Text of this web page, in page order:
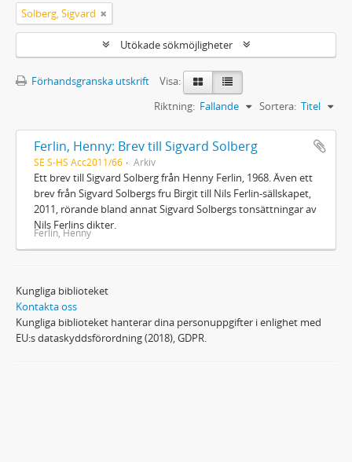
Solberg, Sigvard
Utökade sökmöjligheter
Förhandsgranska utskrift
Visa:
Sortera: Titel
Riktning: Fallande
Ferlin, Henny: Brev till Sigvard Solberg
SE S-HS Acc2011/66 Arkiv
Ett brev till Sigvard Solberg från Henny Ferlin, 1968. Även ett
brev från Sigvard Solbergs fru Birgit till Nils Ferlin-sällskapet,
2011, rörande bland annat Sigvard Solbergs tonsättningar av
Nils Ferlins dikter.
Ferlin, Henny
Kungliga biblioteket
Kontakta oss
Kungliga biblioteket hanterar dina personuppgifter i enlighet med
EU:s dataskyddsförordning (2018), GDPR.